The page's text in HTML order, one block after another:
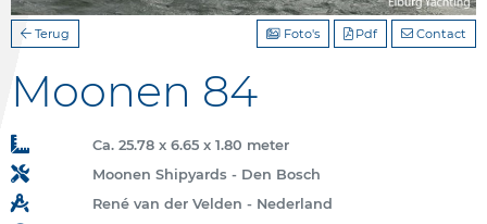
Terug Contact
Pdf
Foto's
Moonen 84
Ca. 25.78 x 6.65 x 1.80 meter
Moonen Shipyards - Den Bosch
René van der Velden - Nederland